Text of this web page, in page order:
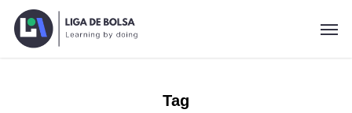
Skip
Tag